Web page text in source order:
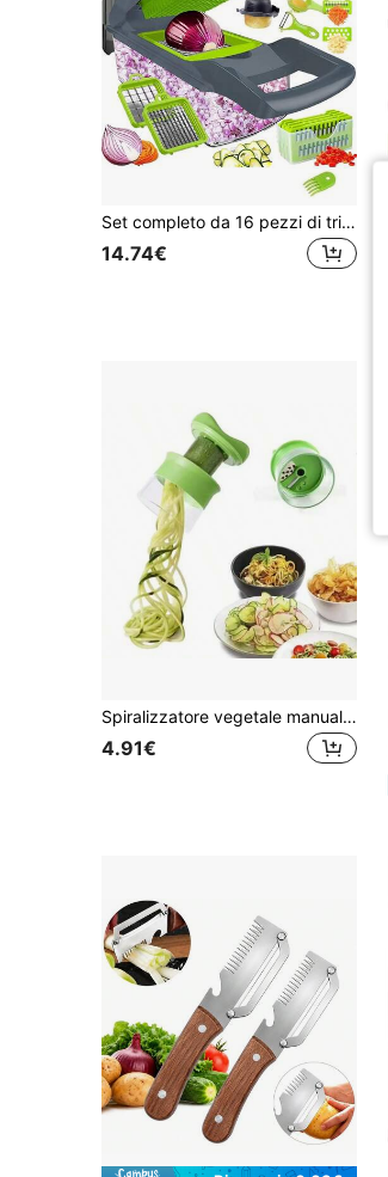
Set completo da 16 pezzi di tritasalse manuali, affettatrici e insalatatrici versatili per verdure, con lame intercambiabili per cipolla, patate e utensili da cucina
14.74€
Spiralizzatore vegetale manuale, affettatrice di verdure, taglierina a spirale, tagliapassata di zucchine, strumento per fare spaghetti di pasta, accessori da cucina
4.91€